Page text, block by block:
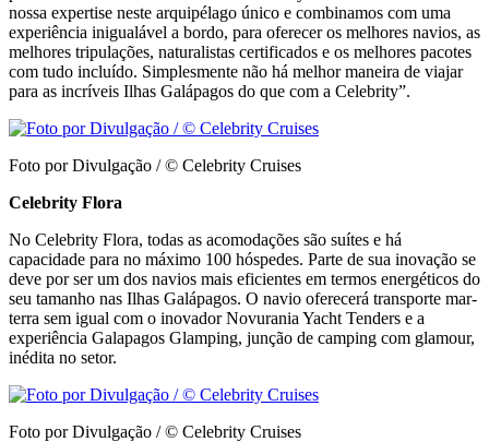
nossa expertise neste arquipélago único e combinamos com uma
experiência inigualável a bordo, para oferecer os melhores navios, as
melhores tripulações, naturalistas certificados e os melhores pacotes
com tudo incluído. Simplesmente não há melhor maneira de viajar
para as incríveis Ilhas Galápagos do que com a Celebrity”.
Foto por Divulgação / © Celebrity Cruises
Celebrity Flora
No Celebrity Flora, todas as acomodações são suítes e há
capacidade para no máximo 100 hóspedes. Parte de sua inovação se
deve por ser um dos navios mais eficientes em termos energéticos do
seu tamanho nas Ilhas Galápagos. O navio oferecerá transporte mar-
terra sem igual com o inovador Novurania Yacht Tenders e a
experiência Galapagos Glamping, junção de camping com glamour,
inédita no setor.
Foto por Divulgação / © Celebrity Cruises